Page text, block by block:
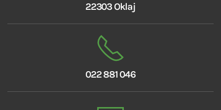
22303 Oklaj
022 881 046